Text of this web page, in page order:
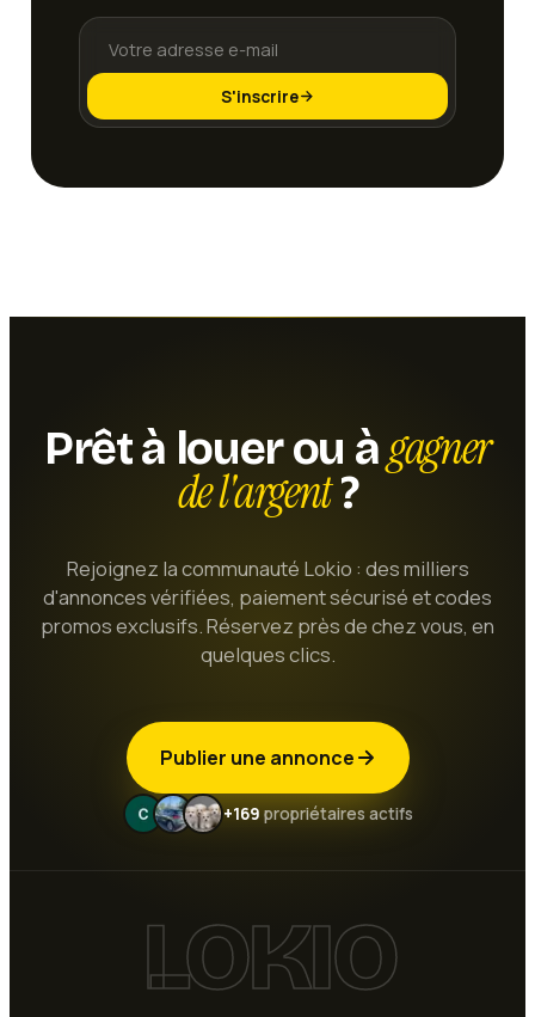
S'inscrire
Prêt à louer ou àgagner
de l'argent?
Rejoignez la communauté Lokio : des milliers
d'annonces vérifiées, paiement sécurisé et codes
promos exclusifs. Réservez près de chez vous, en
quelques clics.
Publier une annonce
+169 propriétaires actifs
LOKIO